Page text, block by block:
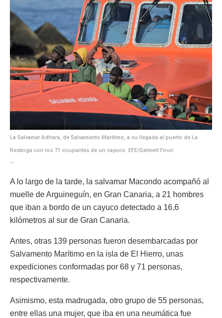
La Salvamar Adhara, de Salvamento Marítimo, a su llegada al puerto de La
Restinga con los 71 ocupantes de un cayuco. EFE/Gelmert Finol
–
A lo largo de la tarde, la salvamar Macondo acompañó al
muelle de Arguineguín, en Gran Canaria, a 21 hombres
que iban a bordo de un cayuco detectado a 16,6
kilómetros al sur de Gran Canaria.
Antes, otras 139 personas fueron desembarcadas por
Salvamento Marítimo en la isla de El Hierro, unas
expediciones conformadas por 68 y 71 personas,
respectivamente.
Asimismo, esta madrugada, otro grupo de 55 personas,
entre ellas una mujer, que iba en una neumática fue